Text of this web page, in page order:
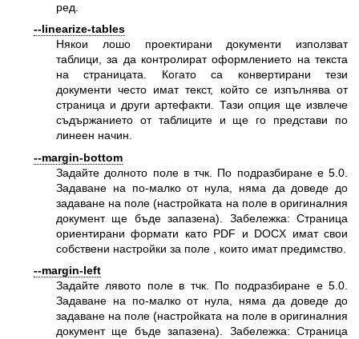
ред.
--linearize-tables
Някои лошо проектирани документи използват
таблици, за да контролират оформлението на текста
на страницата. Когато са конвертирани тези
документи често имат текст, който се изпълнява от
страница и други артефакти. Тази опция ще извлече
съдържанието от таблиците и ще го представи по
линеен начин.
--margin-bottom
Задайте долното поле в тчк. По подразбиране е 5.0.
Задаване на по-малко от нула, няма да доведе до
задаване на поле (настройката на поле в оригиналния
документ ще бъде запазена). Забележка: Страница
ориентирани формати като PDF и DOCX имат свои
собствени настройки за поле , които имат предимство.
--margin-left
Задайте лявото поле в тчк. По подразбиране е 5.0.
Задаване на по-малко от нула, няма да доведе до
задаване на поле (настройката на поле в оригиналния
документ ще бъде запазена). Забележка: Страница